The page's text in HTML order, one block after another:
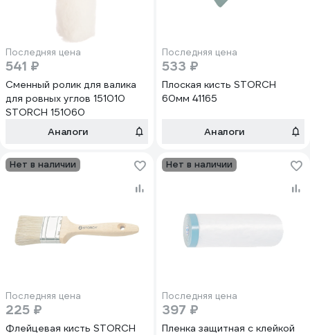
Последняя цена
541 ₽
Сменный ролик для валика
для ровных углов 151010
STORCH 151060
Аналоги
Последняя цена
533 ₽
Плоская кисть STORCH
60мм 41165
Аналоги
Нет в наличии
Последняя цена
225 ₽
Флейцевая кисть STORCH
Нет в наличии
Последняя цена
397 ₽
Пленка защитная c клейкой